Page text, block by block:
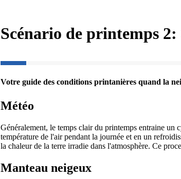
Scénario de printemps
Votre guide des conditions printanières quand la
Météo
Généralement, le temps clair du printemps entraine un
température de l'air pendant la journée et en un
la chaleur de la terre irradie dans l'atmosphère. Ce
Manteau neigeux